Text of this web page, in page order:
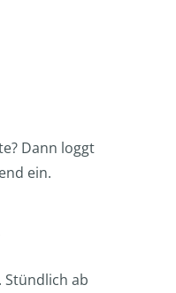
Dann loggt
ein.
Stündlich ab